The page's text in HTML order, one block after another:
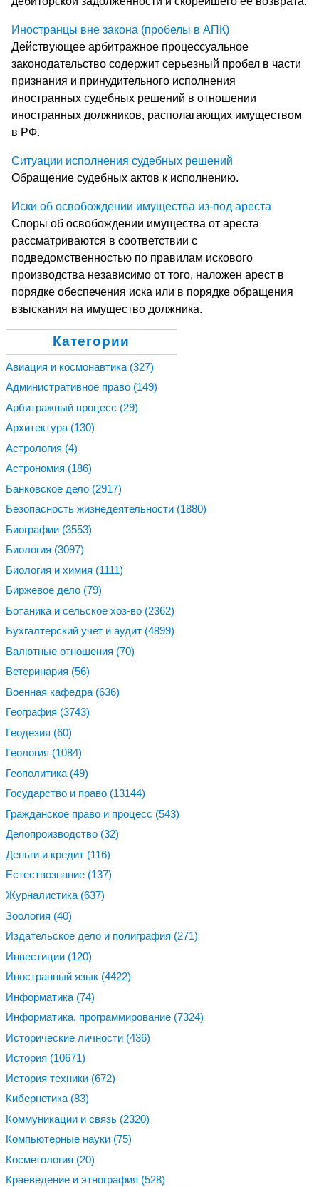
Иностранцы вне закона (пробелы в АПК)
Действующее арбитражное процессуальное
законодательство содержит серьезный пробел в части
признания и принудительного исполнения
иностранных судебных решений в отношении
иностранных должников, располагающих имуществом
в РФ.
Ситуации исполнения судебных решений
Обращение судебных актов к исполнению.
Иски об освобождении имущества из-под ареста
Споры об освобождении имущества от ареста
рассматриваются в соответствии с
подведомственностью по правилам искового
производства независимо от того, наложен арест в
порядке обеспечения иска или в порядке обращения
взыскания на имущество должника.
Категории
Авиация и космонавтика (327)
Административное право (149)
Арбитражный процесс (29)
Архитектура (130)
Астрология (4)
Астрономия (186)
Банковское дело (2917)
Безопасность жизнедеятельности (1880)
Биографии (3553)
Биология (3097)
Биология и химия (1111)
Биржевое дело (79)
Ботаника и сельское хоз-во (2362)
Бухгалтерский учет и аудит (4899)
Валютные отношения (70)
Ветеринария (56)
Военная кафедра (636)
География (3743)
Геодезия (60)
Геология (1084)
Геополитика (49)
Государство и право (13144)
Гражданское право и процесс (543)
Делопроизводство (32)
Деньги и кредит (116)
Естествознание (137)
Журналистика (637)
Зоология (40)
Издательское дело и полиграфия (271)
Инвестиции (120)
Иностранный язык (4422)
Информатика (74)
Информатика, программирование (7324)
Исторические личности (436)
История (10671)
История техники (672)
Кибернетика (83)
Коммуникации и связь (2320)
Компьютерные науки (75)
Косметология (20)
Краеведение и этнография (528)